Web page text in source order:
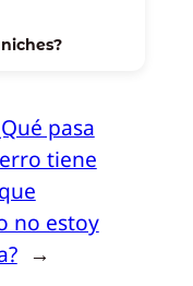
pasa
tiene
no estoy
→